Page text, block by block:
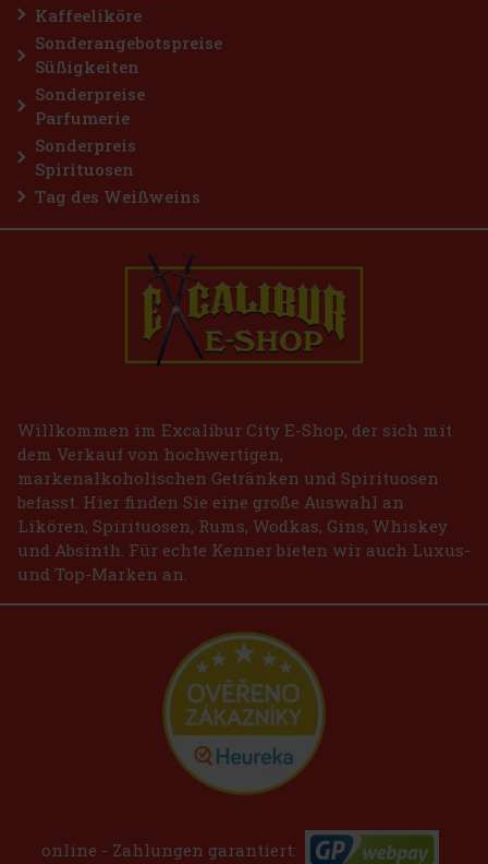
Kaffeeliköre
Sonderangebotspreise
Süßigkeiten
Sonderpreise
Parfumerie
Sonderpreis
Spirituosen
Tag des Weißweins
Willkommen im Excalibur City E-Shop, der sich mit
dem Verkauf von hochwertigen,
markenalkoholischen Getränken und Spirituosen
befasst. Hier finden Sie eine große Auswahl an
Likören, Spirituosen, Rums, Wodkas, Gins, Whiskey
und Absinth. Für echte Kenner bieten wir auch Luxus-
und Top-Marken an.
online - Zahlungen garantiert: